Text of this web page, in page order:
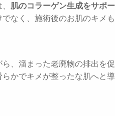
肌のコラーゲン生成をサポ
なく、施術後のお肌のキメ
、溜まった老廃物の排出を
かでキメが整ったな肌へと導